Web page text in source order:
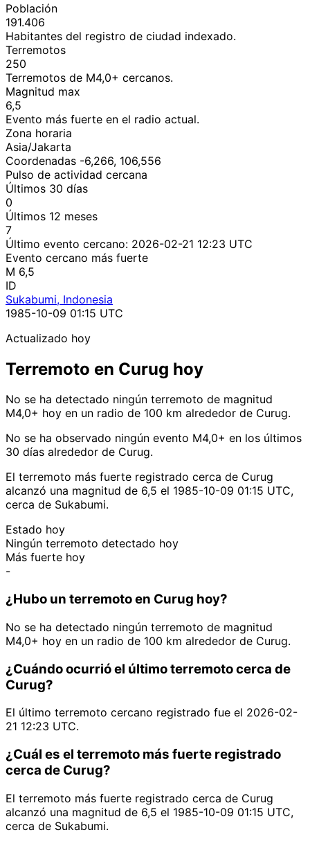
Población
191.406
Habitantes del registro de ciudad indexado.
Terremotos
250
Terremotos de M4,0+ cercanos.
Magnitud max
6,5
Evento más fuerte en el radio actual.
Zona horaria
Asia/Jakarta
Coordenadas -6,266, 106,556
Pulso de actividad cercana
Últimos 30 días
0
Últimos 12 meses
7
Último evento cercano: 2026-02-21 12:23 UTC
Evento cercano más fuerte
M 6,5
ID
Sukabumi, Indonesia
1985-10-09 01:15 UTC
Actualizado hoy
Terremoto en Curug hoy
No se ha detectado ningún terremoto de magnitud
M4,0+ hoy en un radio de 100 km alrededor de Curug.
No se ha observado ningún evento M4,0+ en los últimos
30 días alrededor de Curug.
El terremoto más fuerte registrado cerca de Curug
alcanzó una magnitud de 6,5 el 1985-10-09 01:15 UTC,
cerca de Sukabumi.
Estado hoy
Ningún terremoto detectado hoy
Más fuerte hoy
-
¿Hubo un terremoto en Curug hoy?
No se ha detectado ningún terremoto de magnitud
M4,0+ hoy en un radio de 100 km alrededor de Curug.
¿Cuándo ocurrió el último terremoto cerca de
Curug?
El último terremoto cercano registrado fue el 2026-02-
21 12:23 UTC.
¿Cuál es el terremoto más fuerte registrado
cerca de Curug?
El terremoto más fuerte registrado cerca de Curug
alcanzó una magnitud de 6,5 el 1985-10-09 01:15 UTC,
cerca de Sukabumi.